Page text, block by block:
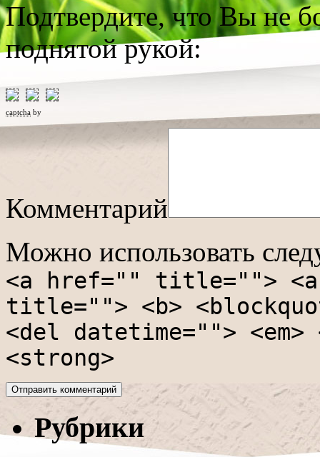
Подтвердите, что Вы не
поднятой рукой:
captcha by
Комментарий
Можно использовать
<a href="" title="">
title=""> <b>
<del datetime="">
<strong>
Рубрики